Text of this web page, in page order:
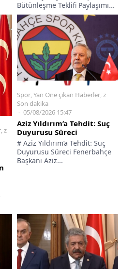
Bütünleşme Teklifi Paylaşımı...
z
Spor,Yan Öne çıkan Haberler,z
Son dakika
05/08/2026 15:47
Aziz Yıldırım’a Tehdit: Suç
Duyurusu Süreci
# Aziz Yıldırım’a Tehdit: Suç
Duyurusu Süreci Fenerbahçe
Başkanı Aziz...